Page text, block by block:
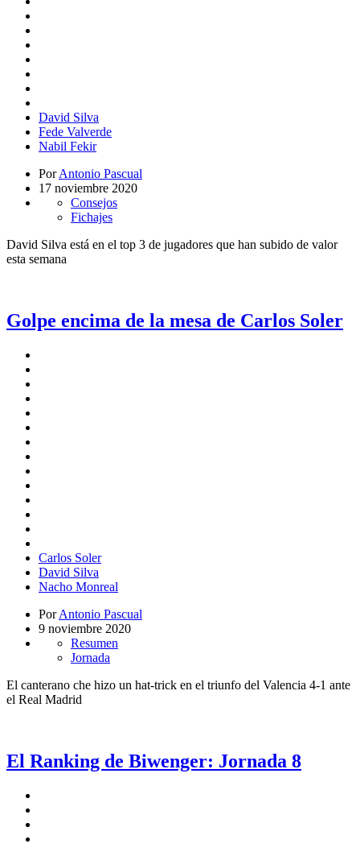
David Silva
Fede Valverde
Nabil Fekir
PorAntonio Pascual
17 noviembre 2020
Consejos
Fichajes
David Silva está en el top 3 de jugadores que han subido de valor
esta semana
Golpe encima de la mesa de Carlos Soler
Carlos Soler
David Silva
Nacho Monreal
PorAntonio Pascual
9 noviembre 2020
Resumen
Jornada
El canterano che hizo un hat-trick en el triunfo del Valencia 4-1 ante
el Real Madrid
El Ranking de Biwenger: Jornada 8